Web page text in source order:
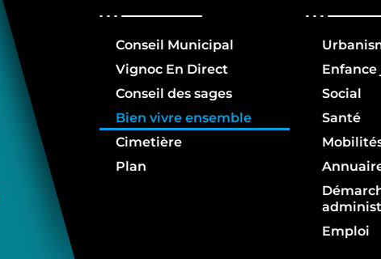
Conseil Municipal
Vignoc En Direct
Conseil des sages
Bien vivre ensemble
Cimetière
Plan
Enfance
Social
Santé
Emploi